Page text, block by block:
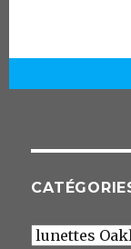
Catégories